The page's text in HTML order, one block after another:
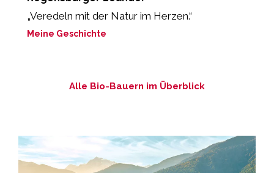
„Veredeln mit der Natur im Herzen.“
Meine Geschichte
Alle Bio-Bauern im Überblick